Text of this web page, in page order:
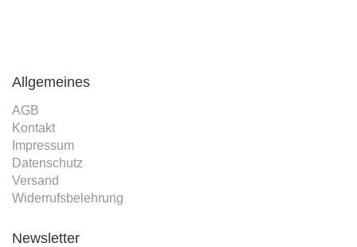
Allgemeines
AGB
Kontakt
Impressum
Datenschutz
Versand
Widerrufsbelehrung
Newsletter